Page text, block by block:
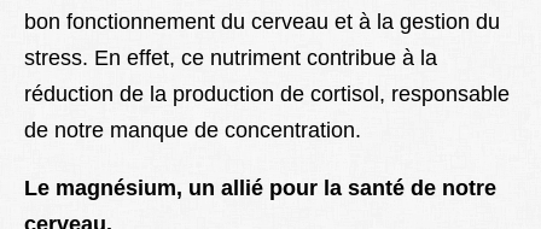
bon fonctionnement du cerveau et à la gestion du
stress. En effet, ce nutriment contribue à la
réduction de la production de cortisol, responsable
de notre manque de concentration.
Le magnésium, un allié pour la santé de notre